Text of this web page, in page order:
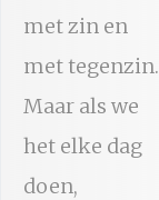
met zin en
met tegenzin.
Maar als we
het elke dag
doen,